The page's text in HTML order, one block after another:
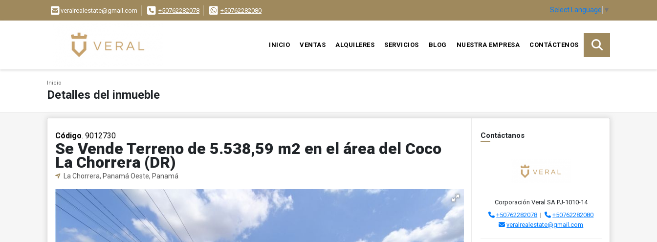
veralrealestate@gmail.com +50762282078 +50762282080 Select Language ▼
INICIO VENTAS ALQUILERES SERVICIOS BLOG NUESTRA EMPRESA CONTÁCTENOS
Inicio
Detalles del inmueble
Código. 9012730
Se Vende Terreno de 5.538,59 m2 en el área del Coco
La Chorrera (DR)
La Chorrera, Panamá Oeste, Panamá
Contáctanos
Corporación Veral SA PJ-1010-14
+50762282078 |
+50762282080
veralrealestate@gmail.com